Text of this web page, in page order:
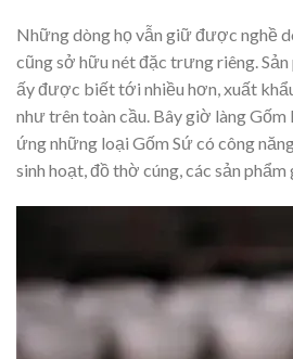
Những dòng họ vẫn giữ được nghề
cũng sở hữu nét đặc trưng riêng.
ấy được biết tới nhiều hơn, xuất
như trên toàn cầu. Bây giờ làng Gốm
ứng những loại Gốm Sứ có công
sinh hoạt, đồ thờ cúng, các sản